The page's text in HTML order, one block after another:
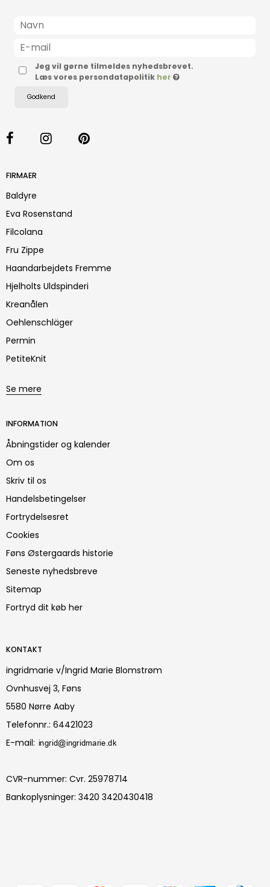
Jeg vil gerne tilmeldes nyhedsbrevet.
Læs vores persondatapolitik her
Godkend
FIRMAER
Baldyre
Eva Rosenstand
Filcolana
Fru Zippe
Haandarbejdets Fremme
Hjelholts Uldspinderi
Kreanålen
Oehlenschläger
Permin
PetiteKnit
Se mere
INFORMATION
Åbningstider og kalender
Om os
Skriv til os
Handelsbetingelser
Fortrydelsesret
Cookies
Føns Østergaards historie
Seneste nyhedsbreve
Sitemap
Fortryd dit køb her
KONTAKT
ingridmarie v/Ingrid Marie Blomstrøm
Ovnhusvej 3, Føns
5580 Nørre Aaby
Telefonnr.: 64421023
E-mail:
CVR-nummer: Cvr. 25978714
Bankoplysninger: 3420 3420430418